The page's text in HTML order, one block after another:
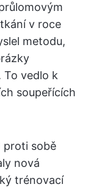
v roce
metodu,
To vedlo k
soupeřících
proti sobě
nová
trénovací